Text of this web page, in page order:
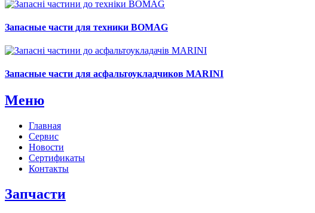
Запасные части для техники BOMAG
Запасные части для асфальтоукладчиков MARINI
Меню
Главная
Сервис
Новости
Сертификаты
Контакты
Запчасти